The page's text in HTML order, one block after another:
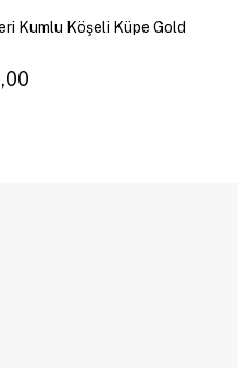
Kumlu Köşeli Küpe Gold